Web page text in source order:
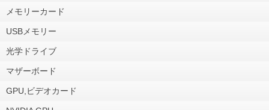
メモリーカード
USBメモリー
光学ドライブ
マザーボード
GPU,ビデオカード